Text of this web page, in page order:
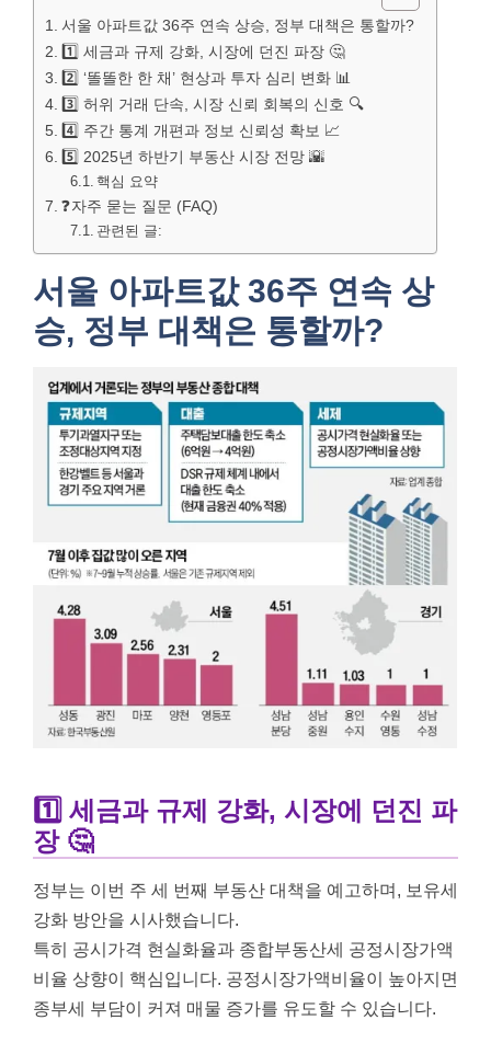
서울 아파트값 36주 연속 상승, 정부 대책은 통할까?
1️⃣ 세금과 규제 강화, 시장에 던진 파장 🤔
2️⃣ ‘똘똘한 한 채’ 현상과 투자 심리 변화 📊
3️⃣ 허위 거래 단속, 시장 신뢰 회복의 신호 🔍
4️⃣ 주간 통계 개편과 정보 신뢰성 확보 📈
5️⃣ 2025년 하반기 부동산 시장 전망 🌇
핵심 요약
❓자주 묻는 질문 (FAQ)
관련된 글:
서울 아파트값 36주 연속 상
승, 정부 대책은 통할까?
1️⃣ 세금과 규제 강화, 시장에 던진 파
장 🤔
정부는 이번 주 세 번째 부동산 대책을 예고하며, 보유세
강화 방안을 시사했습니다.
특히 공시가격 현실화율과 종합부동산세 공정시장가액
비율 상향이 핵심입니다. 공정시장가액비율이 높아지면
종부세 부담이 커져 매물 증가를 유도할 수 있습니다.